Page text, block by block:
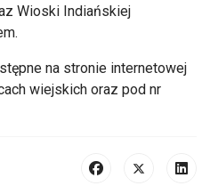
Wioski Indiańskiej
na stronie internetowej
wiejskich oraz pod nr